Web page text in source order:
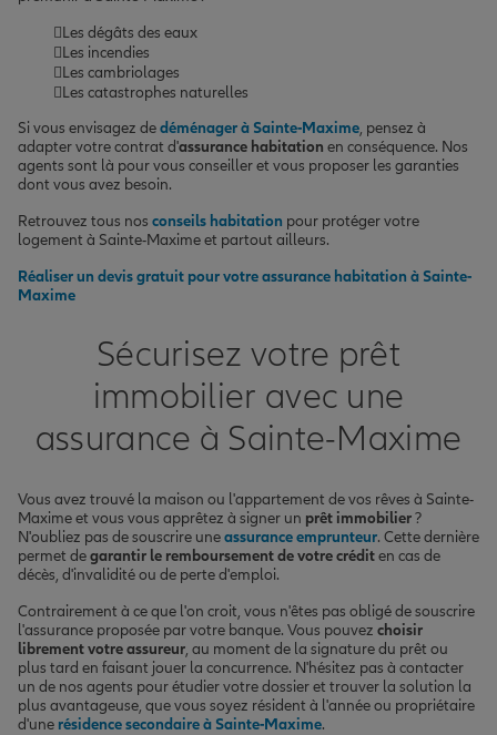
Les dégâts des eaux
Les incendies
Les cambriolages
Les catastrophes naturelles
Si vous envisagez dedéménager à Sainte-Maxime, pensez à
adapter votre contrat d'assurance habitation en conséquence. Nos
agents sont là pour vous conseiller et vous proposer les garanties
dont vous avez besoin.
Retrouvez tous nos conseils habitation pour protéger votre
logement à Sainte-Maxime et partout ailleurs.
Réaliser un devis gratuit pour votre assurance habitation à Sainte-
Maxime
Sécurisez votre prêt
immobilier avec une
assurance à Sainte-Maxime
Vous avez trouvé la maison ou l'appartement de vos rêves à Sainte-
Maxime et vous vous apprêtez à signer un prêt immobilier?
N'oubliez pas de souscrire uneassurance emprunteur. Cette dernière
permet degarantir le remboursement de votre créditen cas de
décès, d'invalidité ou de perte d'emploi.
Contrairement à ce que l'on croit, vous n'êtes pas obligé de souscrire
l'assurance proposée par votre banque. Vous pouvez choisir
librement votre assureur, au moment de la signature du prêt ou
plus tard en faisant jouer la concurrence. N'hésitez pas à contacter
un de nos agents pour étudier votre dossier et trouver la solution la
plus avantageuse, que vous soyez résident à l'année ou propriétaire
d'une résidence secondaire à Sainte-Maxime.